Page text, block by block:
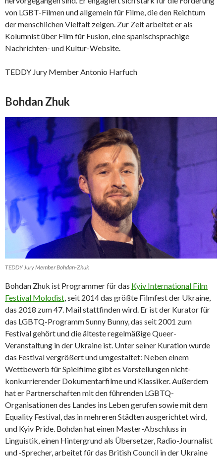
von LGBT-Filmen und allgemein für Filme, die den Reichtum
der menschlichen Vielfalt zeigen. Zur Zeit arbeitet er als
Kolumnist über Film für Fusion, eine spanischsprachige
Nachrichten- und Kultur-Website.
TEDDY Jury Member Antonio Harfuch
Bohdan Zhuk
TEDDY Jury Member Bohdan-Zhuk
Bohdan Zhuk ist Programmer für das Kyiv International Film
Festival Molodist, seit 2014 das größte Filmfest der Ukraine,
das 2018 zum 47. Mail stattfinden wird. Er ist der Kurator für
das LGBTQ-Programm Sunny Bunny, das seit 2001 zum
Festival gehört und die älteste regelmäßige Queer-
Veranstaltung in der Ukraine ist. Unter seiner Kuration wurde
das Festival vergrößert und umgestaltet: Neben einem
Wettbewerb für Spielfilme gibt es Vorstellungen nicht-
konkurrierender Dokumentarfilme und Klassiker. Außerdem
hat er Partnerschaften mit den führenden LGBTQ-
Organisationen des Landes ins Leben gerufen sowie mit dem
Equality Festival, das in mehreren Städten ausgerichtet wird,
und Kyiv Pride. Bohdan hat einen Master-Abschluss in
Linguistik, einen Hintergrund als Übersetzer, Radio-Journalist
und -Sprecher, arbeitet für das British Council in der Ukraine